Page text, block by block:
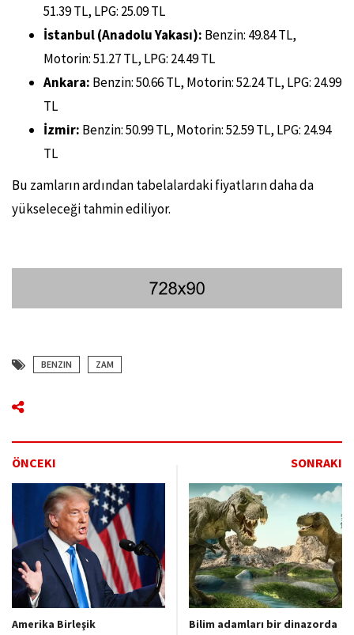
51.39 TL, LPG: 25.09 TL
İstanbul (Anadolu Yakası): Benzin: 49.84 TL,
Motorin: 51.27 TL, LPG: 24.49 TL
Ankara: Benzin: 50.66 TL, Motorin: 52.24 TL, LPG: 24.99
TL
İzmir: Benzin: 50.99 TL, Motorin: 52.59 TL, LPG: 24.94
TL
Bu zamların ardından tabelalardaki fiyatların daha da
yükseleceği tahmin ediliyor.
BENZIN ZAM
ÖNCEKI SONRAKI
Amerika Birleşik
Bilim adamları bir dinazorda